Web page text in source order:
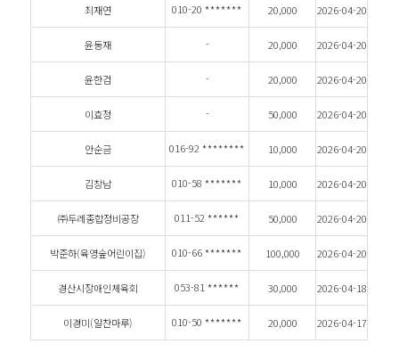
최재연 010-20******* 20,000 2026-04-20
윤동재 - 20,000 2026-04-20
윤한검 - 20,000 2026-04-20
이효정 - 50,000 2026-04-20
안순금 016-92******** 10,000 2026-04-20
김창남 010-58******* 10,000 2026-04-20
㈜두레종합정비공장 011-52****** 50,000 2026-04-20
박준하(육영숲어린이집) 010-66******* 100,000 2026-04-20
경산시장애인체육회 053-81****** 30,000 2026-04-18
이경미(알찬마루) 010-50******* 20,000 2026-04-17